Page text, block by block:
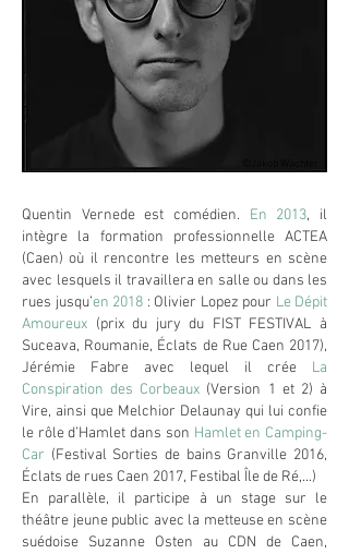
Quentin Vernede est comédien. En 2013, il
intègre la formation professionnelle ACTEA
(Caen) où il rencontre les metteurs en scène
avec lesquels il travaillera en salle ou dans les
rues jusqu’en 2018 : Olivier Lopez pour Le Dépit
Amoureux (prix du jury du FIST FESTIVAL à
Suceava, Roumanie, Éclats de Rue Caen 2017),
Jérémie Fabre avec lequel il crée La
Conspiration des Corbeaux (Version 1 et 2) à
Vire, ainsi que Melchior Delaunay qui lui confie
le rôle d’Hamlet dans son Hamlet en Camping-
Car (Festival Sorties de bains Granville 2016,
Éclats de rues Caen 2017, Festibal Île de Ré,...)
En parallèle, il participe à un stage sur le
théâtre jeune public avec la metteuse en scène
suédoise Suzanne Osten au CDN de Caen,